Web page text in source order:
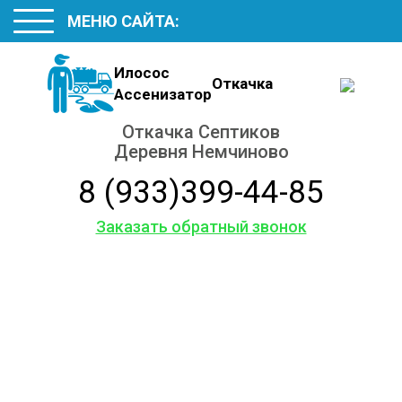
Илосос
Ассенизатор
Откачка
Откачка Септиков
Деревня Немчиново
8 (933)399-44-85
Заказать обратный звонок
МЕНЮ САЙТА: